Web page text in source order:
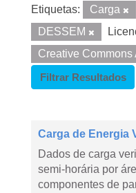
Etiquetas: Carga
DESSEM
Creative Commons
Filtrar Resultados
Carga de Energia
Dados de carga
semi-horária por
componentes de